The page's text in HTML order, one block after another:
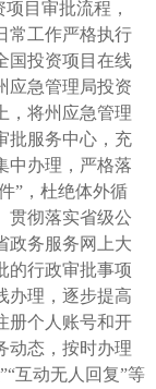
目审批流程，
常工作严格执行
国投资项目在线
应急管理局投资
，将州应急管理
批服务中心，充
中办理，严格落
”，杜绝体外循
贯彻落实省级公
政务服务网上大
的行政审批事项
办理，逐步提高
册个人账号和开
动态，按时办理
互动无人回复”等